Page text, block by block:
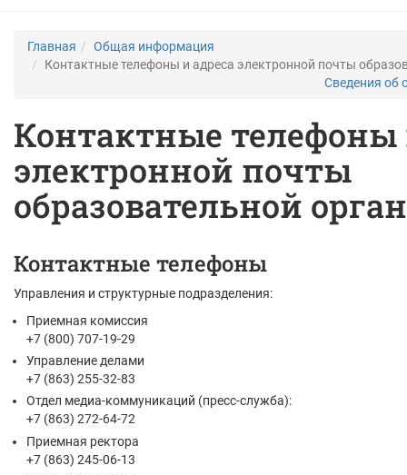
Главная
Общая информация
Контактные телефоны и адреса электронной почты
Сведения об
Контактные телефоны
электронной почты
образовательной
Контактные телефоны
Управления и структурные подразделения:
Приемная комиссия
+7 (800) 707-19-29
Управление делами
+7 (863) 255-32-83
Отдел медиа-коммуникаций (пресс-служба):
+7 (863) 272-64-72
Приемная ректора
+7 (863) 245-06-13